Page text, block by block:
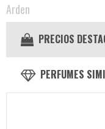
Arden
PRECIOS
PERFUMES